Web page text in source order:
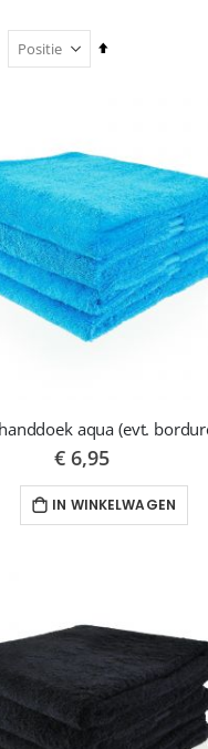
Van
sorteren
aqua (evt.
€ 6,95
IN WINKELWAGEN